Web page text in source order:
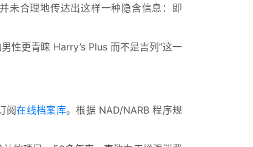
未合理地传达出这样一种隐含信息：即
性更青睐 Harry’s Plus 而不是吉列”这一
阅在线档案库。根据 NAD/NARB 程序规